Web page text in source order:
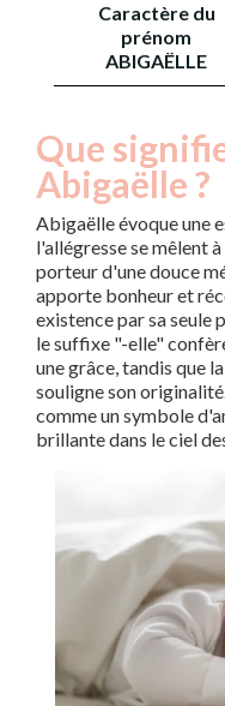
Caractère du
prénom
ABIGAËLLE
Que
Abigaëlle ?
Abigaëlle évoque une
l'allégresse se mêlent
porteur d'une douce
apporte bonheur et
existence par sa seule
le suffixe "-elle"
une grâce, tandis que
souligne son
comme un symbole
brillante dans le ciel